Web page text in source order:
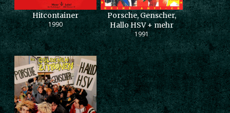
Hitcontainer
1990
Porsche, Genscher,
Hallo HSV + mehr
1991